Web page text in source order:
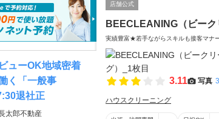
店舗公式
BEECLEANING（ビーク
実績豊富★若手ながらスキルも接客マナ
3.11 写真
ハウスクリーニング
ューOK地域密着
く「一般事
退社正
太郎不動産